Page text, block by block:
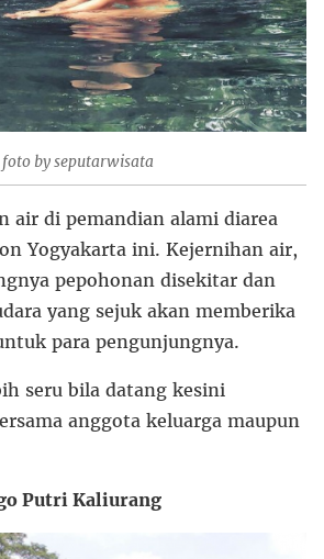
foto by seputarwisata
air di pemandian alami diarea
Yogyakarta ini. Kejernihan air,
pepohonan disekitar dan
yang sejuk akan memberika
para pengunjungnya.
seru bila datang kesini
anggota keluarga maupun
Putri Kaliurang